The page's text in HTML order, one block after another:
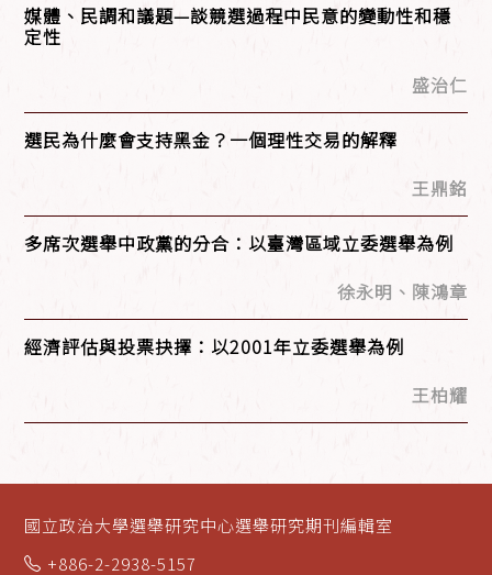
媒體、民調和議題—談競選過程中民意的變動性和穩
定性
盛治仁
選民為什麼會支持黑金？一個理性交易的解釋
王鼎銘
多席次選舉中政黨的分合：以臺灣區域立委選舉為例
徐永明、陳鴻章
經濟評估與投票抉擇：以2001年立委選舉為例
王柏耀
國立政治大學選舉研究中心選舉研究期刊編輯室
+886-2-2938-5157